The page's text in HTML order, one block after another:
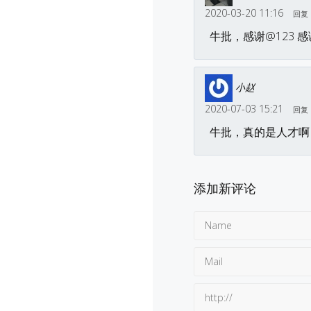
2020-03-20 11:16
回复
牛批，感谢@123 感
小赵
2020-07-03 15:21
回复
牛批，真的是人才啊
添加新评论